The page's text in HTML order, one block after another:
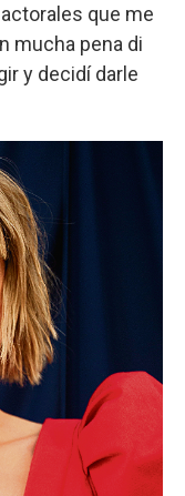
que me
mucha pena di
y decidí darle